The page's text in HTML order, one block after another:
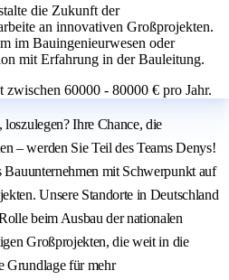
die Zukunft der
an innovativen Großprojekten.
im Bauingenieurwesen oder
mit Erfahrung in der Bauleitung.
60000 - 80000 € pro Jahr.
Ihre Chance, die
– werden Sie Teil des Teams Denys!
Bauunternehmen mit Schwerpunkt auf
Unsere Standorte in Deutschland
beim Ausbau der nationalen
Großprojekten, die weit in die
Grundlage für mehr